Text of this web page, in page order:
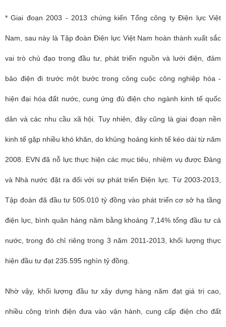
* Giai đoạn 2003 - 2013 chứng kiến Tổng công ty Điện lực Việt
Nam, sau này là Tập đoàn Điện lực Việt Nam hoàn thành xuất sắc
vai trò chủ đạo trong đầu tư, phát triển nguồn và lưới điện, đảm
bảo điện đi trước một bước trong công cuộc công nghiệp hóa -
hiện đại hóa đất nước, cung ứng đủ điện cho ngành kinh tế quốc
dân và các nhu cầu xã hội. Tuy nhiên, đây cũng là giai đoạn nền
kinh tế gặp nhiều khó khăn, do khủng hoảng kinh tế kéo dài từ năm
2008. EVN đã nỗ lực thực hiện các mục tiêu, nhiệm vụ được Đảng
và Nhà nước đặt ra đối với sự phát triển Điện lực. Từ 2003-2013,
Tập đoàn đã đầu tư 505.010 tỷ đồng vào phát triển cơ sở hạ tầng
điện lực, bình quân hàng năm bằng khoảng 7,14% tổng đầu tư cả
nước, trong đó chỉ riêng trong 3 năm 2011-2013, khối lượng thực
hiện đầu tư đạt 235.595 nghìn tỷ đồng.
Nhờ vậy, khối lượng đầu tư xây dựng hàng năm đạt giá trị cao,
nhiều công trình điện đưa vào vận hành, cung cấp điện cho đất